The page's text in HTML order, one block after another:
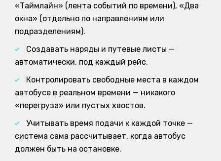
«Таймлайн» (лента событий по времени), «Два
окна» (отдельно по направлениям или
подразделениям).
Создавать наряды и путевые листы —
автоматически, под каждый рейс.
Контролировать свободные места в каждом
автобусе в реальном времени — никакого
«перегруза» или пустых хвостов.
Учитывать время подачи к каждой точке —
система сама рассчитывает, когда автобус
должен быть на остановке.